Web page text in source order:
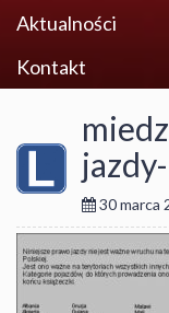
Aktualności
Kontakt
30 marca